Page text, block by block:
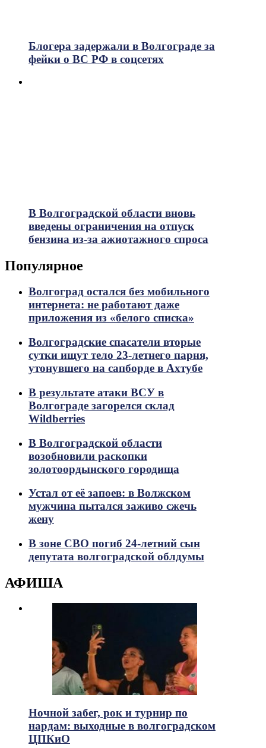
Блогера задержали в Волгограде за
фейки о ВС РФ в соцсетях
В Волгоградской области вновь
введены ограничения на отпуск
бензина из-за ажиотажного спроса
Популярное
Волгоград остался без мобильного
интернета: не работают даже
приложения из «белого списка»
Волгоградские спасатели вторые
сутки ищут тело 23-летнего парня,
утонувшего на сапборде в Ахтубе
В результате атаки ВСУ в
Волгограде загорелся склад
Wildberries
В Волгоградской области
возобновили раскопки
золотоордынского городища
Устал от её запоев: в Волжском
мужчина пытался заживо сжечь
жену
В зоне СВО погиб 24-летний сын
депутата волгоградской облдумы
АФИША
Ночной забег, рок и турнир по
нардам: выходные в волгоградском
ЦПКиО